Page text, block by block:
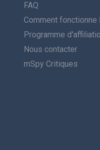
FAQ
Comment fonctionne
Programme
Nous contacter
mSpy Critiques